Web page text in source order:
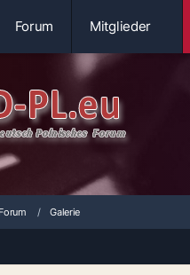
Forum Mitglieder
Galerie